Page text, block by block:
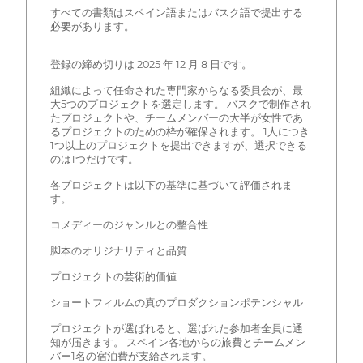
すべての書類はスペイン語またはバスク語で提出する
必要があります。
登録の締め切りは 2025 年 12 月 8 日です。
組織によって任命された専門家からなる委員会が、最
大5つのプロジェクトを選定します。 バスクで制作され
たプロジェクトや、チームメンバーの大半が女性であ
るプロジェクトのための枠が確保されます。 1人につき
1つ以上のプロジェクトを提出できますが、選択できる
のは1つだけです。
各プロジェクトは以下の基準に基づいて評価されま
す。
コメディーのジャンルとの整合性
脚本のオリジナリティと品質
プロジェクトの芸術的価値
ショートフィルムの真のプロダクションポテンシャル
プロジェクトが選ばれると、選ばれた参加者全員に通
知が届きます。 スペイン各地からの旅費とチームメン
バー1名の宿泊費が支給されます。